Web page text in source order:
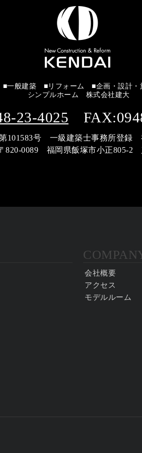
■一般建築 ■リフォーム ■企画・設計・
シンプルホーム 株式会社建大
23-4025
101583号 一級建築士事務所登
820-0089 福岡県飯塚市小正805-2
会社概要
アクセス
モデルルーム